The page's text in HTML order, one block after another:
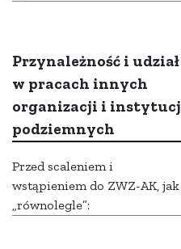
Przynależność i udział
w pracach innych
organizacji i
podziemnych
Przed scaleniem i
wstąpieniem do ZWZ-AK,
„równolegle”: